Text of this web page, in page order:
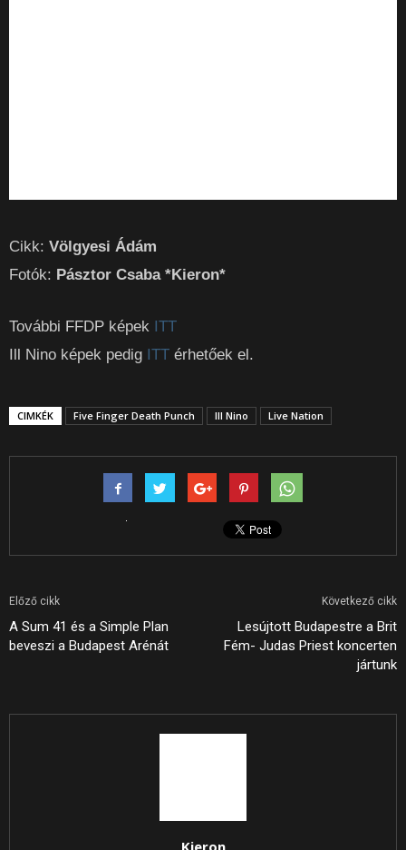
Cikk: Völgyesi Ádám
Fotók: Pásztor Csaba *Kieron*
További FFDP képek ITT
Ill Nino képek pedig ITT érhetőek el.
CIMKÉK Five Finger Death Punch Ill Nino Live Nation
Előző cikk
A Sum 41 és a Simple Plan
beveszi a Budapest Arénát
Következő cikk
Lesújtott Budapestre a Brit
Fém- Judas Priest koncerten
jártunk
Kieron